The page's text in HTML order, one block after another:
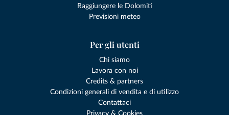
Raggiungere le Dolomiti
Previsioni meteo
Per gli utenti
Chi siamo
Lavora con noi
Credits & partners
Condizioni generali di vendita e di utilizzo
Contattaci
Privacy & Cookies